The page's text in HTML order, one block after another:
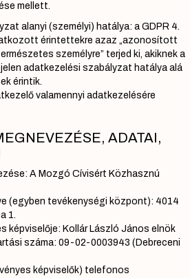
mellett.
alanyi (személyi) hatálya: a GDPR 4.
érintettekre azaz „azonosított
személyre” terjed ki, akiknek a
adatkezelési szabályzat hatálya alá
érintik.
valamennyi adatkezelésére
ADATAI,
A Mozgó Cívisért Közhasznú
(egyben tevékenységi központ): 4014
1.
képviselője: Kollár László János elnök
száma: 09-02-0003943 (Debreceni
képviselők) telefonos